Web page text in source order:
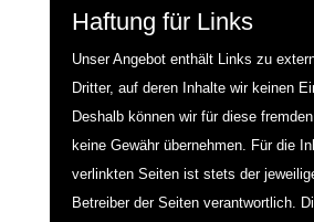
Haftung für Links
Unser Angebot enthält Links zu
Dritter, auf deren Inhalte wir keinen
Deshalb können wir für diese
keine Gewähr übernehmen. Für die
verlinkten Seiten ist stets der
Betreiber der Seiten verantwortlich.